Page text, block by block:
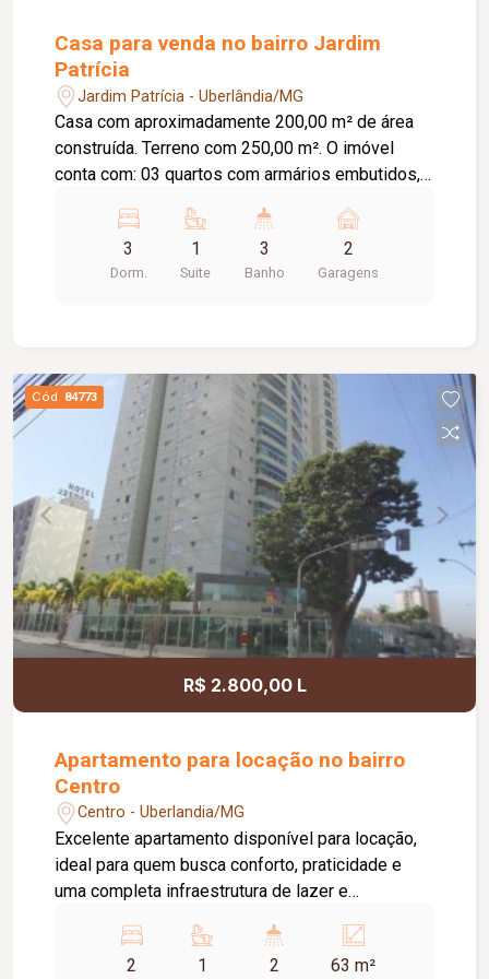
Casa para venda no bairro Jardim
Patrícia
Jardim Patrícia - Uberlândia/MG
Casa com aproximadamente 200,00 m² de área
construída. Terreno com 250,00 m². O imóvel
conta com: 03 quartos com armários embutidos,
Lavabo; Banheiro social; Cozinha com armários
embutidos; Área de serviço; Espaço gourmet com
churrasqueira, balcão e painel para TV; 02 vagas
distribuídos, proporcionando conforto,
funcionalidade e excelente padrão de
acabamento.
3
Dorm.
1
Suite
3
Banho
2
Garagens
Cód. 84773
R$ 2.800,00 L
Apartamento para locação no bairro
Centro
Centro - Uberlandia/MG
Excelente apartamento disponível para locação,
ideal para quem busca conforto, praticidade e
uma completa infraestrutura de lazer e
armários, sendo 01 suíte. O banheiro da suíte
possui box em vidro e armário sob a pia. A sala é
2 1 2 63 m²